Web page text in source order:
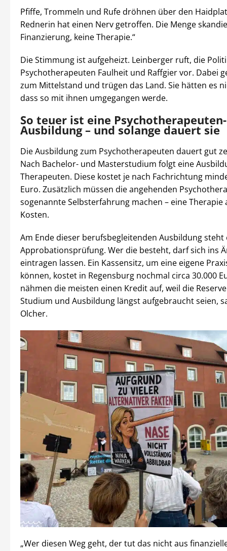
Pfiffe, Trommeln und Rufe dröhnen über den
Rednerin hat einen Nerv getroffen. Die Menge
Finanzierung, keine Therapie.“
Die Stimmung ist aufgeheizt. Leinberger ruft, die
Psychotherapeuten Faulheit und Raffgier vor. Dabei
zum Mittelstand und trügen das Land. Sie hätten es
dass so mit ihnen umgegangen werde.
So teuer ist eine Psychotherapeuten-
Ausbildung – und solange dauert sie
Die Ausbildung zum Psychotherapeuten dauert gut
Nach Bachelor- und Masterstudium folgt eine
Therapeuten. Diese kostet je nach Fachrichtung
Euro. Zusätzlich müssen die angehenden
sogenannte Selbsterfahrung machen – eine Therapie
Kosten.
Am Ende dieser berufsbegleitenden Ausbildung steht
Approbationsprüfung. Wer die besteht, darf sich ins
eintragen lassen. Ein Kassensitz, um eine eigene
können, kostet in Regensburg nochmal circa 30.000
nähmen die meisten einen Kredit auf, weil die
Studium und Ausbildung längst aufgebraucht seien,
Olcher.
„Wer diesen Weg geht, der tut das nicht aus